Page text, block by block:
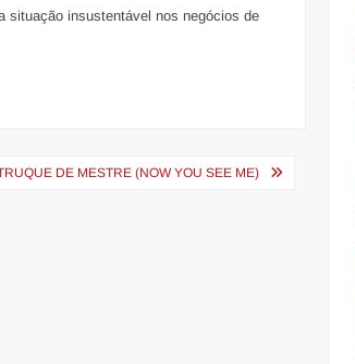
situação insustentável nos negócios de
DE MESTRE (NOW YOU SEE ME)